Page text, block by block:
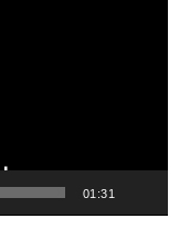
01:31